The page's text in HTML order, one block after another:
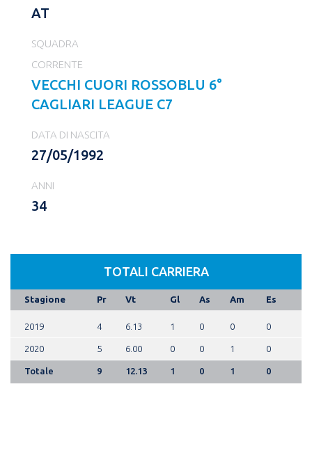
AT
SQUADRA
CORRENTE
VECCHI CUORI ROSSOBLU 6°
CAGLIARI LEAGUE C7
DATA DI NASCITA
27/05/1992
ANNI
34
TOTALI CARRIERA
Stagione Pr Vt Gl As Am Es
2019 4 6.13 1 0 0 0
2020 5 6.00 0 0 1 0
Totale 9 12.13 1 0 1 0